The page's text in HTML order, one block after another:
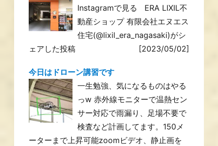
Instagramで見る ERA LIXIL不
動産ショップ 有限会社エヌエス
住宅(@lixil_era_nagasaki)がシ
ェアした投稿
[2023/05/02]
今日はドローン講習です
一生勉強、気になるものはやる
っw 赤外線モニターで温熱セン
サー対応で雨漏り、足場不要で
検査など計画してます。150メ
ーターまで上昇可能zoomビデオ、静止画を